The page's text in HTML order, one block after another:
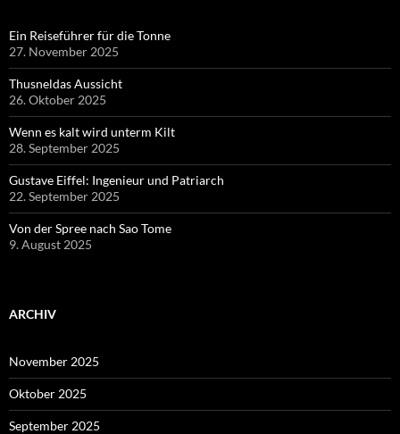
Ein Reiseführer für die Tonne
27. November 2025
Thusneldas Aussicht
26. Oktober 2025
Wenn es kalt wird unterm Kilt
28. September 2025
Gustave Eiffel: Ingenieur und Patriarch
22. September 2025
Von der Spree nach Sao Tome
9. August 2025
ARCHIV
November 2025
Oktober 2025
September 2025